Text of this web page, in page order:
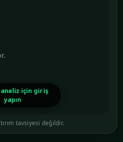
tavsiyesi değildir.